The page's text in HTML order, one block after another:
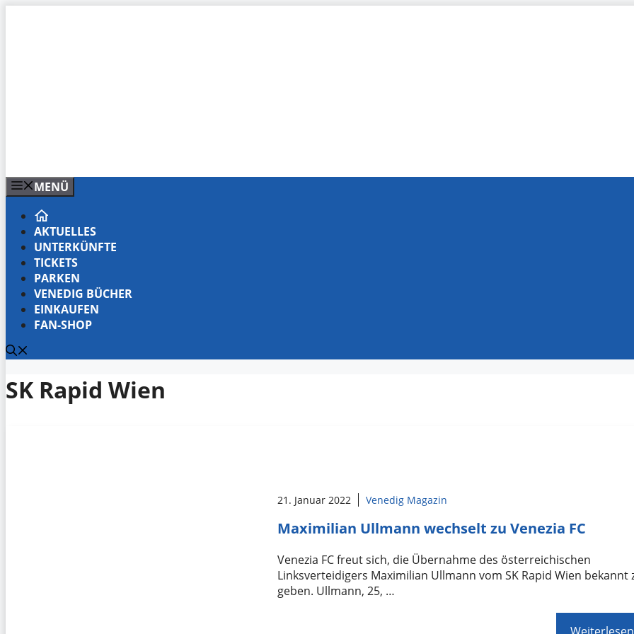
MENÜ
AKTUELLES
UNTERKÜNFTE
TICKETS
PARKEN
VENEDIG BÜCHER
EINKAUFEN
FAN-SHOP
SK Rapid Wien
21. Januar 2022 Venedig Magazin
Maximilian Ullmann wechselt zu Venezia FC
Venezia FC freut sich, die Übernahme des österreichischen
Linksverteidigers Maximilian Ullmann vom SK Rapid Wien bekannt
geben. Ullmann, 25, …